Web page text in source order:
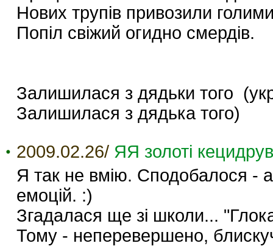
Нових трупів привозили
Попіл свіжий огидно смердів.
Залишилася з дядьки того
Залишилася з дядька того)
2009.02.26/ ЯЯ золоті
Я так не вмію. Сподобалося -
емоцій. :)
Згадалася ще зі школи...
Тому - неперевершено,